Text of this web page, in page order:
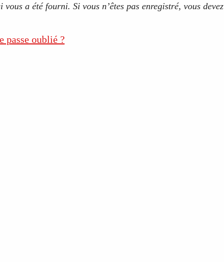
a été fourni. Si vous n’êtes pas enregistré, vous devez
passe oublié ?